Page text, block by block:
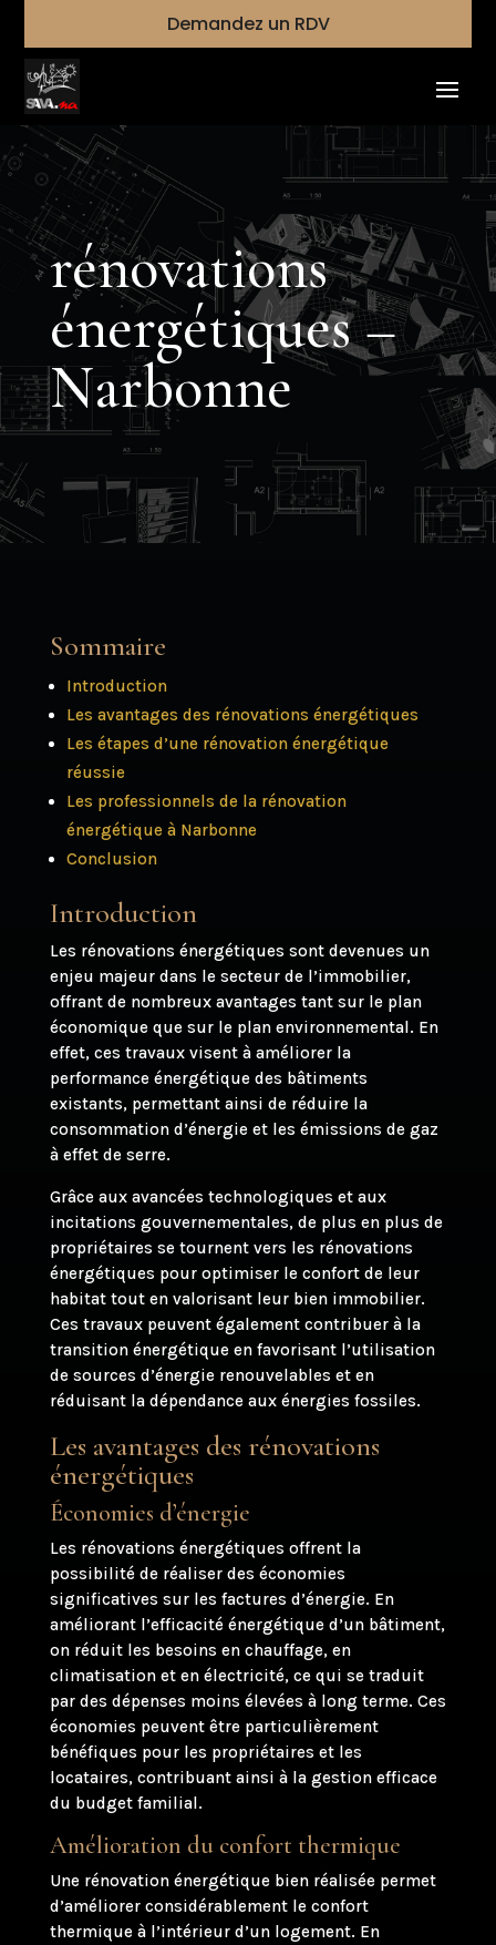
Demandez un RDV
rénovations
énergétiques –
Narbonne
Sommaire
Introduction
Les avantages des rénovations énergétiques
Les étapes d’une rénovation énergétique
réussie
Les professionnels de la rénovation
énergétique à Narbonne
Conclusion
Introduction
Les rénovations énergétiques sont devenues un
enjeu majeur dans le secteur de l’immobilier,
offrant de nombreux avantages tant sur le plan
économique que sur le plan environnemental. En
effet, ces travaux visent à améliorer la
performance énergétique des bâtiments
existants, permettant ainsi de réduire la
consommation d’énergie et les émissions de gaz
à effet de serre.
Grâce aux avancées technologiques et aux
incitations gouvernementales, de plus en plus de
propriétaires se tournent vers les rénovations
énergétiques pour optimiser le confort de leur
habitat tout en valorisant leur bien immobilier.
Ces travaux peuvent également contribuer à la
transition énergétique en favorisant l’utilisation
de sources d’énergie renouvelables et en
réduisant la dépendance aux énergies fossiles.
Les avantages des rénovations
énergétiques
Économies d’énergie
Les rénovations énergétiques offrent la
possibilité de réaliser des économies
significatives sur les factures d’énergie. En
améliorant l’efficacité énergétique d’un bâtiment,
on réduit les besoins en chauffage, en
climatisation et en électricité, ce qui se traduit
par des dépenses moins élevées à long terme. Ces
économies peuvent être particulièrement
bénéfiques pour les propriétaires et les
locataires, contribuant ainsi à la gestion efficace
du budget familial.
Amélioration du confort thermique
Une rénovation énergétique bien réalisée permet
d’améliorer considérablement le confort
thermique à l’intérieur d’un logement. En